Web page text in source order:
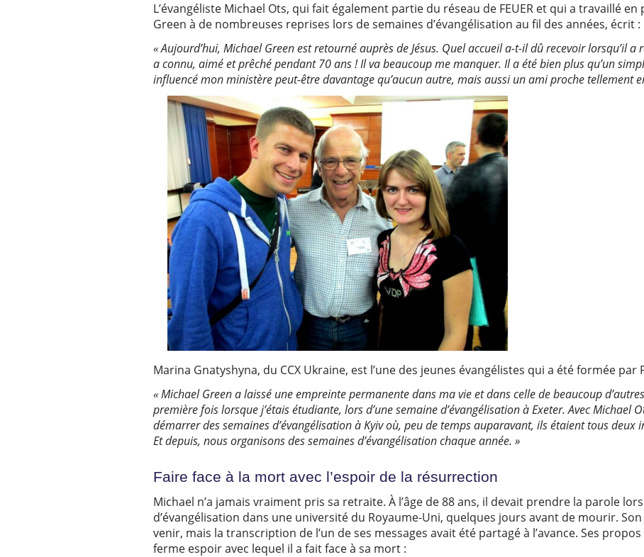
L’évangéliste Michael Ots, qui fait également partie du réseau de FEUER et qui a travaillé
Green à de nombreuses reprises lors de semaines d’évangélisation au fil des années, écrit :
« Aujourd’hui, Michael Green est retourné auprès de Jésus. Quel accueil a-t-il dû recevoir lorsqu’il a
a connu, aimé et prêché pendant 70 ans ! Il va beaucoup me manquer. Il a été bien plus qu’un
influencé mon ministère peut-être davantage qu’aucun autre, mais aussi un ami proche tellement
Marina Gnatyshyna, du CCX Ukraine, est l’une des jeunes évangélistes qui a été formée par
« Michael Green a laissé une empreinte permanente dans ma vie et dans celle de beaucoup
première fois lorsque j’étais étudiante, lors d’une semaine d’évangélisation à Exeter. Avec Michael
démarrer des semaines d’évangélisation à Kyiv où, peu de temps auparavant, ils étaient tous deux
Et depuis, nous organisons des semaines d’évangélisation chaque année. »
Faire face à la mort avec l’espoir de la résurrection
Michael n’a jamais vraiment pris sa retraite. À l’âge de 88 ans, il devait prendre la parole
d’évangélisation dans une université du Royaume-Uni, quelques jours avant de mourir.
venir, mais la transcription de l’un de ses messages avait été partagé à l’avance. Ses
ferme espoir avec lequel il a fait face à sa mort :